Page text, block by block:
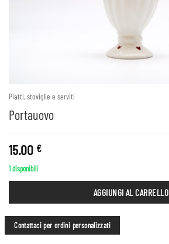
Piatti, stoviglie e serviti
Portauovo
15.00 €
1 disponibili
AGGIUNGI AL CARRELLO
Contattaci per ordini personalizzati